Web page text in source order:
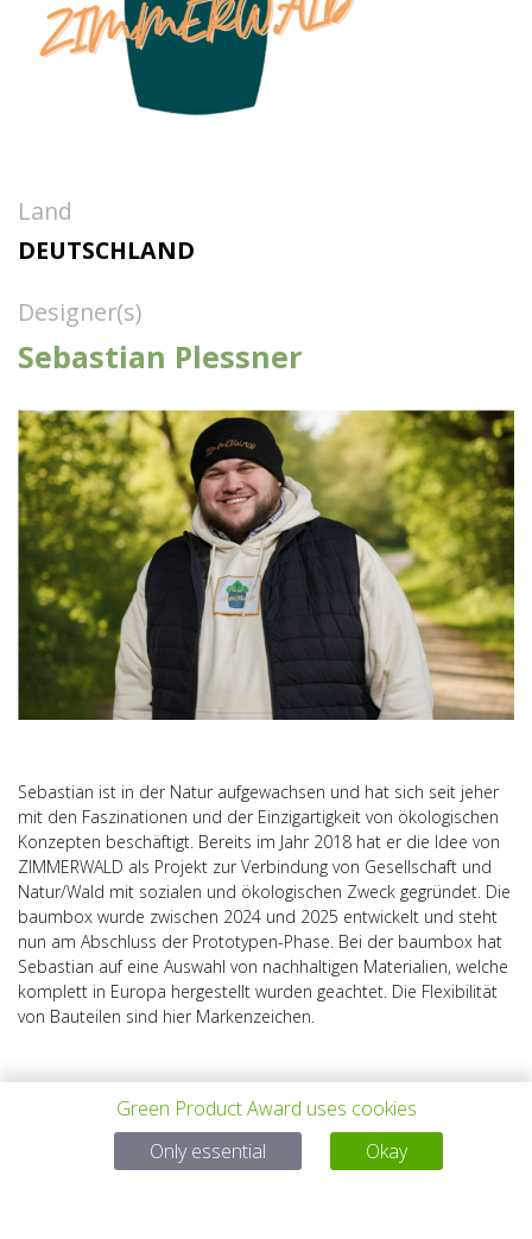
Land
DEUTSCHLAND
Designer(s)
Sebastian Plessner
Sebastian ist in der Natur aufgewachsen und hat sich seit jeher
mit den Faszinationen und der Einzigartigkeit von ökologischen
Konzepten beschäftigt. Bereits im Jahr 2018 hat er die Idee von
ZIMMERWALD als Projekt zur Verbindung von Gesellschaft und
Natur/Wald mit sozialen und ökologischen Zweck gegründet. Die
baumbox wurde zwischen 2024 und 2025 entwickelt und steht
nun am Abschluss der Prototypen-Phase. Bei der baumbox hat
Sebastian auf eine Auswahl von nachhaltigen Materialien, welche
komplett in Europa hergestellt wurden geachtet. Die Flexibilität
von Bauteilen sind hier Markenzeichen.
Green Product Award uses cookies
Only essential
Okay